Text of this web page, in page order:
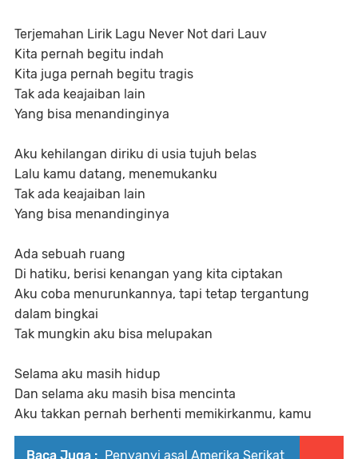
Terjemahan Lirik Lagu Never Not dari Lauv
Kita pernah begitu indah
Kita juga pernah begitu tragis
Tak ada keajaiban lain
Yang bisa menandinginya
Aku kehilangan diriku di usia tujuh belas
Lalu kamu datang, menemukanku
Tak ada keajaiban lain
Yang bisa menandinginya
Ada sebuah ruang
Di hatiku, berisi kenangan yang kita ciptakan
Aku coba menurunkannya, tapi tetap tergantung
dalam bingkai
Tak mungkin aku bisa melupakan
Selama aku masih hidup
Dan selama aku masih bisa mencinta
Aku takkan pernah berhenti memikirkanmu, kamu
Baca Juga : Penyanyi asal Amerika Serikat